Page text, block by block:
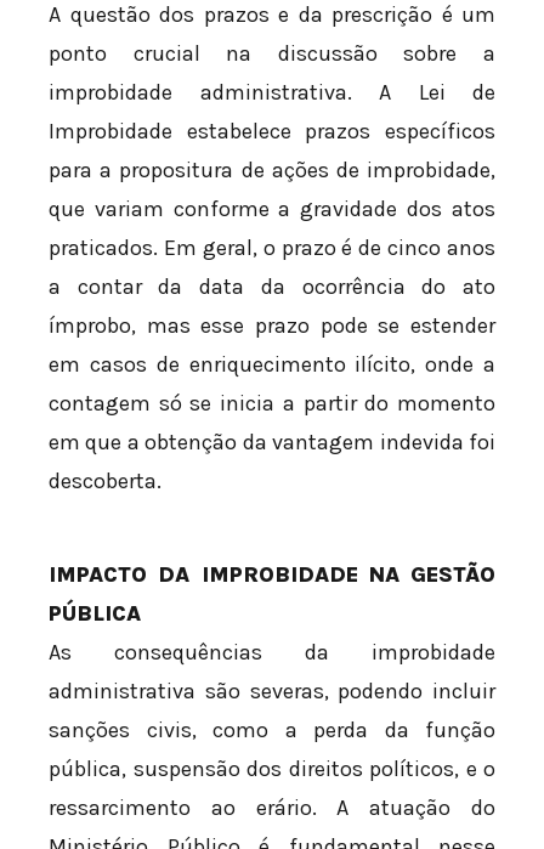
A questão dos prazos e da prescrição é um
ponto crucial na discussão sobre a
improbidade administrativa. A Lei de
Improbidade estabelece prazos específicos
para a propositura de ações de improbidade,
que variam conforme a gravidade dos atos
praticados. Em geral, o prazo é de cinco anos
a contar da data da ocorrência do ato
ímprobo, mas esse prazo pode se estender
em casos de enriquecimento ilícito, onde a
contagem só se inicia a partir do momento
em que a obtenção da vantagem indevida foi
descoberta.
IMPACTO DA IMPROBIDADE NA GESTÃO
PÚBLICA
As consequências da improbidade
administrativa são severas, podendo incluir
sanções civis, como a perda da função
pública, suspensão dos direitos políticos, e o
ressarcimento ao erário. A atuação do